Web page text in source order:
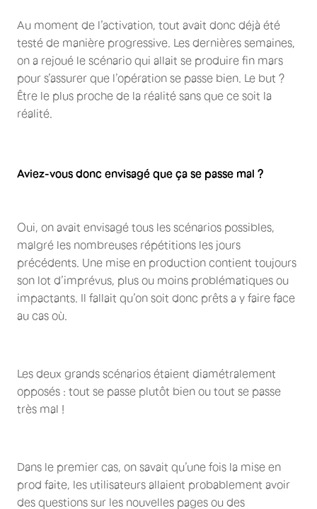
Au moment de l’activation, tout avait donc déjà été
testé de manière progressive. Les dernières semaines,
on a rejoué le scénario qui allait se produire fin mars
pour s’assurer que l’opération se passe bien. Le but ?
Être le plus proche de la réalité sans que ce soit la
réalité.
Aviez-vous donc envisagé que ça se passe mal ?
Oui, on avait envisagé tous les scénarios possibles,
malgré les nombreuses répétitions les jours
précédents. Une mise en production contient toujours
son lot d’imprévus, plus ou moins problématiques ou
impactants. Il fallait qu’on soit donc prêts a y faire face
au cas où.
Les deux grands scénarios étaient diamétralement
opposés : tout se passe plutôt bien ou tout se passe
très mal !
Dans le premier cas, on savait qu’une fois la mise en
prod faite, les utilisateurs allaient probablement avoir
des questions sur les nouvelles pages ou des